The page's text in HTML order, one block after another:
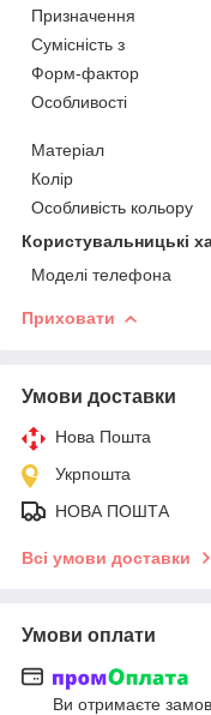
Призначення
Сумісність з
Форм-фактор
Особливості
Матеріал
Колір
Особливість кольору
Користувальницькі
Моделі телефона
Приховати
Умови доставки
Нова Пошта
Укрпошта
НОВА ПОШТА
Всі умови доставки
Умови оплати
Ви отримаєте